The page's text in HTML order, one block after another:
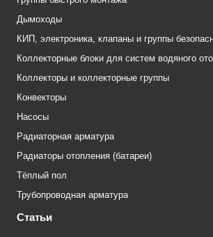
Дымоходы
КИП, электроника, клапаны и группы
Коллекторные блоки для систем водяного
Коллекторы и коллекторные группы
Конвекторы
Насосы
Радиаторная арматура
Радиаторы отопления (батареи)
Тёплый пол
Трубопроводная арматура
Статьи